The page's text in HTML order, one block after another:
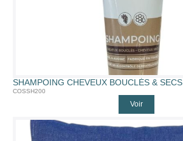
SHAMPOING CHEVEUX BOUCLÉS & SECS
COSSH200
Voir